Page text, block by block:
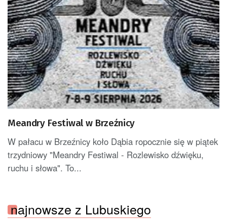
Meandry Festiwal w Brzeźnicy
W pałacu w Brzeźnicy koło Dąbia ropocznie się w piątek
trzydniowy "Meandry Festiwal - Rozlewisko dźwięku,
ruchu i słowa". To...
najnowsze z Lubuskiego